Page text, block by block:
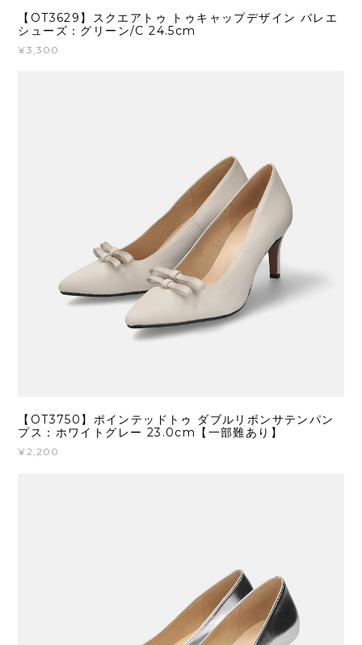
【OT3629】スクエアトゥ トゥキャップデザイン バレエ
シューズ：グリーン/C 24.5cm
¥3,300
【OT3750】ポインテッドトゥ ダブルリボンサテンパン
プス：ホワイトグレー 23.0cm【一部難あり】
¥2,200